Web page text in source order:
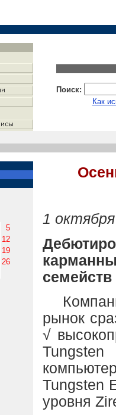
Поиск:
Как
5
12
19
26
1
рынок
√
Tungsten
уровня